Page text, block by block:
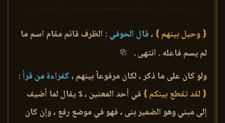
{ وحيل بينهم } ، قال الحوفي : الظرف قائم مقام اسم ما
لم يسم فاعله . انتهى .
ولو كان على ما ذكر ، لكان مرفوعاً بينهم ، كفراءة من قرأ :
{ لقد تقطع بينكم } في أحد المعنين ، لا يقال لما أضيف
إلى مبني وهو الضمير بنى ، فهو في موضع رفع ، وإن كان